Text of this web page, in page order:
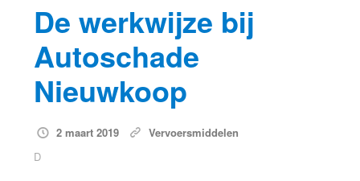
De werkwijze bij
Autoschade
Nieuwkoop
2 maart 2019
Vervoersmiddelen
D